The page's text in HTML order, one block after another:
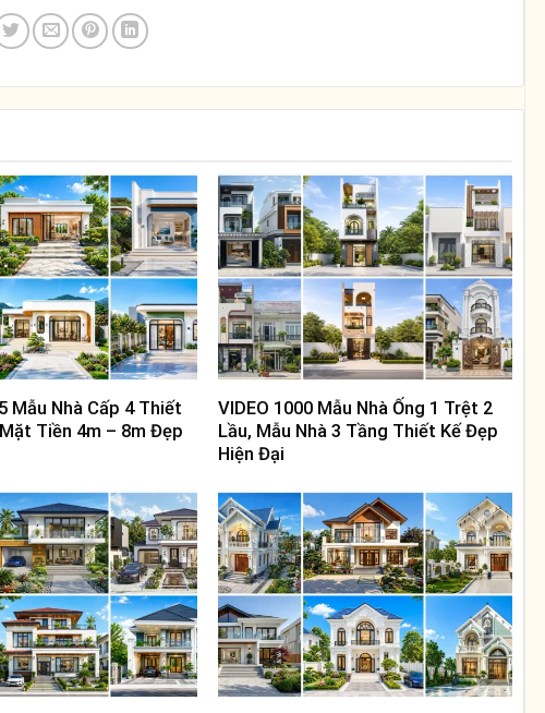
Mẫu Nhà Cấp 4 Thiết
Tiền 4m – 8m Đẹp
VIDEO 1000 Mẫu Nhà Ống 1 Trệt 2
Lầu, Mẫu Nhà 3 Tầng Thiết Kế Đẹp
Hiện Đại